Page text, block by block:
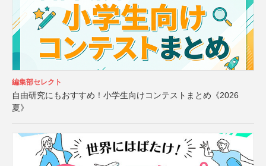
編集部セレクト
自由研究にもおすすめ！小学生向けコンテストまとめ《2026
夏》